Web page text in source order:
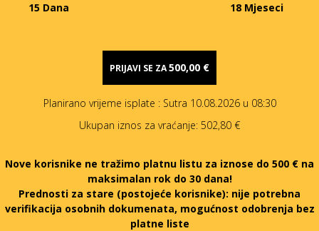
15 Dana 18 Mjeseci
PRIJAVI SE ZA500,00 €
Planirano vrijeme isplate : Sutra 10.08.2026 u 08:30
Ukupan iznos za vraćanje: 502,80 €
Nove korisnike ne tražimo platnu listu za iznose do 500 € na
maksimalan rok do 30 dana!
Prednosti za stare (postojeće korisnike): nije potrebna
verifikacija osobnih dokumenata, mogućnost odobrenja bez
platne liste